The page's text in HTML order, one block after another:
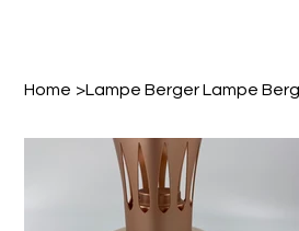
Home >Lampe Berger Lampe